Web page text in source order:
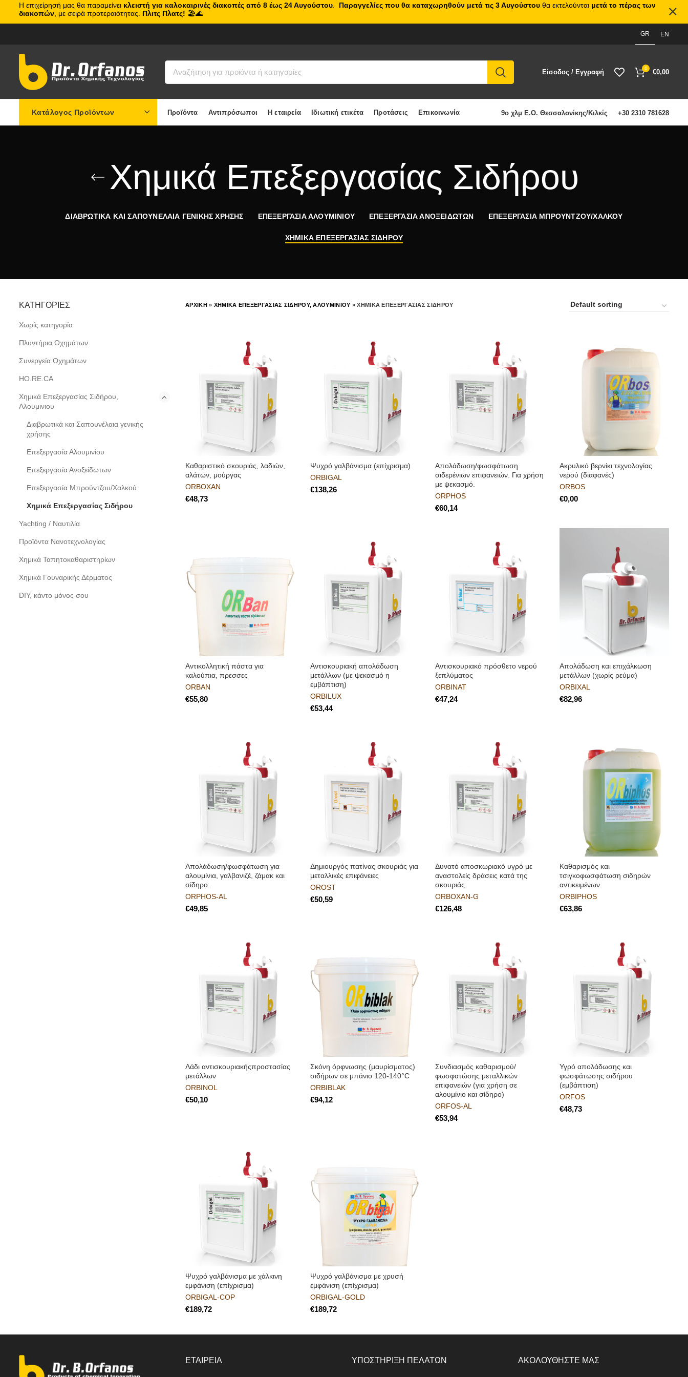
GR EN
Είσοδος / Εγγραφή 0 €0,00
Κατάλογος Προϊόντων Προϊόντα Αντιπρόσωποι Η εταιρεία Ιδιωτική ετικέτα Προτάσεις Επικοινωνία 9ο χλμ Ε.Ο. Θεσσαλονίκης/Κιλκίς +30 2310 781628
Χημικά Επεξεργασίας Σιδήρου
ΔΙΑΒΡΩΤΙΚΑ ΚΑΙ ΣΑΠΟΥΝΕΛΑΙΑ ΓΕΝΙΚΗΣ ΧΡΗΣΗΣ ΕΠΕΞΕΡΓΑΣΙΑ ΑΛΟΥΜΙΝΙΟΥ ΕΠΕΞΕΡΓΑΣΙΑ ΑΝΟΞΕΙΔΩΤΩΝ ΕΠΕΞΕΡΓΑΣΙΑ ΜΠΡΟΥΝΤΖΟΥ/ΧΑΛΚΟΥ
ΧΗΜΙΚΑ ΕΠΕΞΕΡΓΑΣΙΑΣ ΣΙΔΗΡΟΥ
ΚΑΤΗΓΟΡΙΕΣ
Χωρίς κατηγορία
Πλυντήρια Οχημάτων
Συνεργεία Οχημάτων
HO.RE.CA
Χημικά Επεξεργασίας Σιδήρου,
Αλουμινιου
Διαβρωτικά και Σαπουνέλαια γενικής
χρήσης
Επεξεργασία Αλουμινίου
Επεξεργασία Ανοξείδωτων
Επεξεργασία Μπρούντζου/Χαλκού
Χημικά Επεξεργασίας Σιδήρου
Yachting / Ναυτιλία
Προϊόντα Νανοτεχνολογίας
Χημικά Ταπητοκαθαριστηρίων
Χημικά Γουναρικής Δέρματος
DIY, κάντο μόνος σου
ΑΡΧΙΚΗ» ΧΗΜΙΚΑ ΕΠΕΞΕΡΓΑΣΙΑΣ ΣΙΔΗΡΟΥ, ΑΛΟΥΜΙΝΙΟΥ »ΧΗΜΙΚΑ ΕΠΕΞΕΡΓΑΣΙΑΣ ΣΙΔΗΡΟΥ
Καθαριστικό σκουριάς, λαδιών,
αλάτων, μούργας
ORBOXAN
€
Ψυχρό γαλβάνισμα (επίχρισμα)
ORBIGAL
€
Aπολάδωση/φωσφάτωση
σιδερένιων επιφανειών. Για χρήση
με ψεκασμό.
ORPHOS
€
Ακρυλικό βερνίκι τεχνολογίας
νερού (διαφανές)
ORBOS
€
Αντικολλητική πάστα για
καλούπια, πρεσσες
ORBAN
€
Αντισκουριακή απολάδωση
μετάλλων (με ψεκασμό η
εμβάπτιση)
ORBILUX
€
Αντισκουριακό πρόσθετο νερού
ξεπλύματος
ORBINAT
€
Απολάδωση και επιχάλκωση
μετάλλων (χωρίς ρεύμα)
ORBIXAL
€
Απολάδωση/φωσφάτωση για
αλουμίνια, γαλβανιζέ, ζάμακ και
σίδηρο.
ORPHOS-AL
€
Δημιουργός πατίνας σκουριάς για
μεταλλικές επιφάνειες
OROST
€
Δυνατό αποσκωριακό υγρό με
αναστολείς δράσεις κατά της
σκουριάς.
ORBOXAN-G
€
Καθαρισμός και
τσιγκοφωσφάτωση σιδηρών
αντικειμένων
ORBIPHOS
€
Λάδι αντισκουριακήςπροστασίας
μετάλλων
ORBINOL
€
Σκόνη όρφνωσης (μαυρίσματος)
σιδήρων σε μπάνιο 120-140°C
ORBIBLAK
€
Συνδιασμός καθαρισμού/
φωσφατώσης μεταλλικών
επιφανειών (για χρήση σε
αλουμίνιο και σίδηρο)
ORFOS-AL
€
Υγρό απολάδωσης και
φωσφάτωσης σιδήρου
(εμβάπτιση)
ORFOS
€
Ψυχρό γαλβάνισμα με χάλκινη
εμφάνιση (επίχρισμα)
ORBIGAL-COP
€
Ψυχρό γαλβάνισμα με χρυσή
εμφάνιση (επίχρισμα)
ORBIGAL-GOLD
€
ΕΤΑΙΡΕΙΑ ΥΠΟΣΤΗΡΙΞΗ ΠΕΛΑΤΩΝ ΑΚΟΛΟΥΘΗΣΤΕ ΜΑΣ
Η επιχείρησή μας θα παραμείνει κλειστή για καλοκαιρινές διακοπές από 8 έως 24 Αυγούστου Παραγγελίες που θα καταχωρηθούν μετά τις 3 Αυγούστου θα εκτελούνται μετά το πέρας των
διακοπών , με σειρά προτεραιότητας. Πλιτς Πλατς! 🏖️🌊